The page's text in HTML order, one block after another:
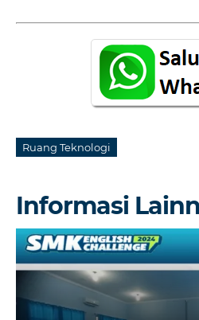
Ruang Teknologi
Informasi